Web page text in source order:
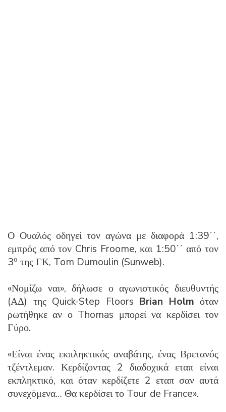
Ο Ουαλός οδηγεί τον αγώνα με διαφορά 1:39΄΄,
εμπρός από τον Chris Froome, και 1:50΄΄ από τον
3ο της ΓΚ, Tom Dumoulin (Sunweb).
«Νομίζω ναι», δήλωσε ο αγωνιστικός διευθυντής
(ΑΔ) της Quick-Step Floors Brian Holm όταν
ρωτήθηκε αν ο Thomas μπορεί να κερδίσει τον
Γύρο.
«Είναι ένας εκπληκτικός αναβάτης, ένας Βρετανός
τζέντλεμαν. Κερδίζοντας 2 διαδοχικά εταπ είναι
εκπληκτικό, και όταν κερδίζετε 2 εταπ σαν αυτά
συνεχόμενα… Θα κερδίσει το Tour de France».